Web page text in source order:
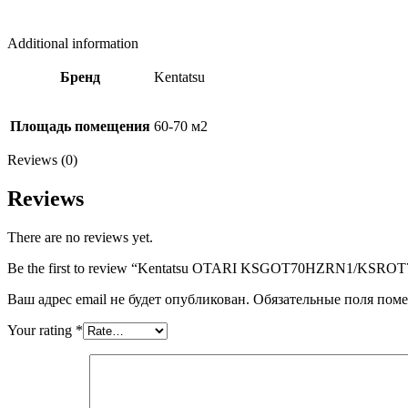
Additional information
Бренд Kentatsu
Площадь помещения 60-70 м2
Reviews (0)
Reviews
There are no reviews yet.
Be the first to review “Kentatsu OTARI KSGOT70HZRN1/
Ваш адрес email не будет опубликован. Обязательные поля
Your rating *